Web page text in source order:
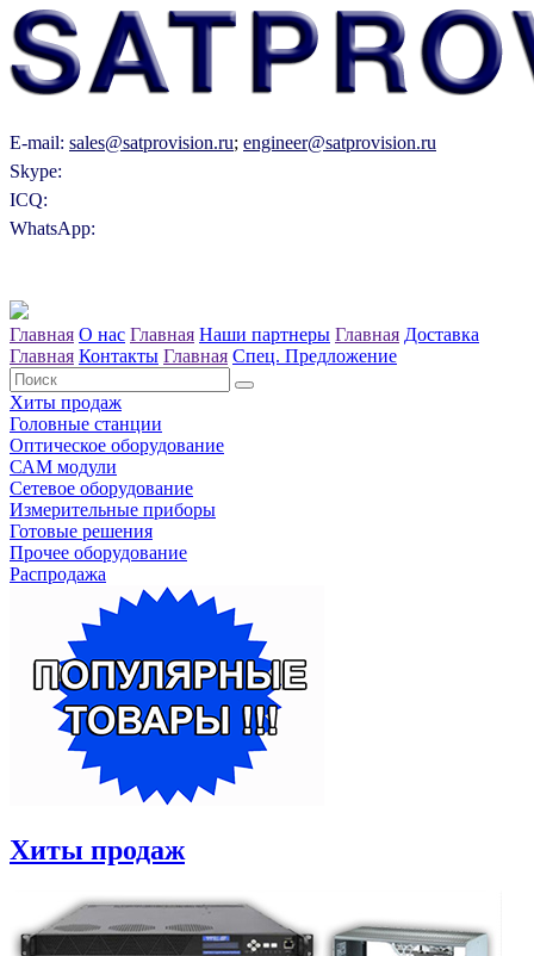
E-mail: sales@satprovision.ru; engineer@satprovision.ru
Skype:
ICQ:
WhatsApp:
Главная О нас Главная Наши партнеры Главная Доставка
Главная Контакты Главная Спец. Предложение
Хиты продаж
Головные станции
Оптическое оборудование
САM модули
Сетевое оборудование
Измерительные приборы
Готовые решения
Прочее оборудование
Распродажа
Хиты продаж